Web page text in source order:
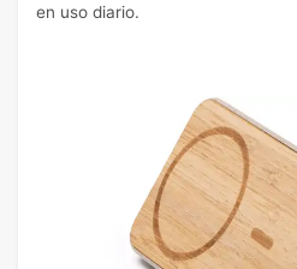
en uso diario.